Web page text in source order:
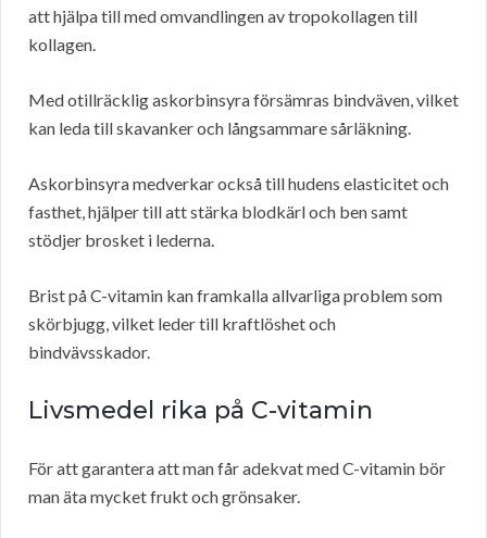
att hjälpa till med omvandlingen av tropokollagen till
kollagen.
Med otillräcklig askorbinsyra försämras bindväven, vilket
kan leda till skavanker och långsammare sårläkning.
Askorbinsyra medverkar också till hudens elasticitet och
fasthet, hjälper till att stärka blodkärl och ben samt
stödjer brosket i lederna.
Brist på C-vitamin kan framkalla allvarliga problem som
skörbjugg, vilket leder till kraftlöshet och
bindvävsskador.
Livsmedel rika på C-vitamin
För att garantera att man får adekvat med C-vitamin bör
man äta mycket frukt och grönsaker.